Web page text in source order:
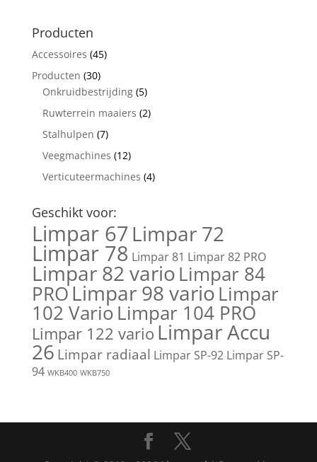
Producten
Accessoires (45)
Producten (30)
Onkruidbestrijding (5)
Ruwterrein maaiers (2)
Stalhulpen (7)
Veegmachines (12)
Verticuteermachines (4)
Geschikt voor:
Limpar 67 Limpar 72
Limpar 78 Limpar 81 Limpar 82 PRO
Limpar 82 varioLimpar 84
PROLimpar 98 varioLimpar
102 VarioLimpar 104 PRO
Limpar 122 vario Limpar Accu
26 Limpar radiaal Limpar SP-92 Limpar SP-
94 WKB400 WKB750